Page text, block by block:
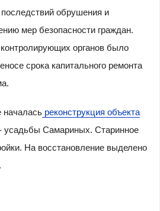
обрушения и
мер безопасности граждан.
органов было
срока капитального ремонта
началасьреконструкция объекта
усадьбы Самариных. Старинное
На восстановление выделено